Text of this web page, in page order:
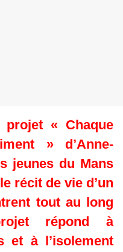
projet « Chaque
» d’Anne-
jeunes du Mans
récit de vie d’un
tout au long
répond à
et à l’isolement